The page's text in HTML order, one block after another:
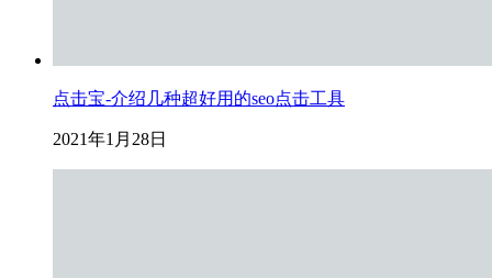
点击宝-介绍几种超好用的seo点击工具
2021年1月28日